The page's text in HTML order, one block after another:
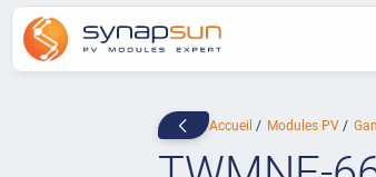
Accueil Modules PV